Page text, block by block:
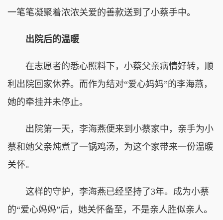
一笔笔凝聚着浓浓关爱的善款送到了小蔡手中。
出院后的温暖
在志愿者的悉心照料下，小蔡父亲病情好转，顺
利出院回家休养。而作为结对“爱心妈妈”的李海燕，
她的牵挂并未停止。
出院第一天，李海燕便来到小蔡家中，亲手为小
蔡和她父亲炖煮了一锅鸡汤，为这个家带来一份温暖
关怀。
这样的守护，李海燕已经坚持了3年。成为小蔡
的“爱心妈妈”后，她关怀备至，不是亲人胜似亲人。